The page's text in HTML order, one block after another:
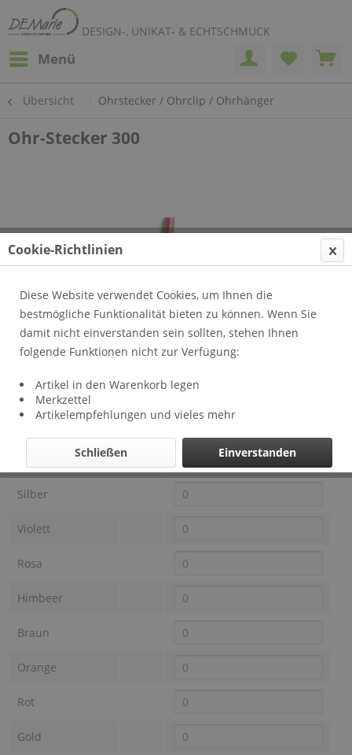
DESIGN-, UNIKAT- & ECHTSCHMUCK
Menü
Übersicht Ohrstecker / Ohrclip / Ohrhänger
Ohr-Stecker 300
Farbe OTRACOSA
Silber
Violett
Rosa
Himbeer
Braun
Orange
Rot
Gold
Cookie-Richtlinien
Diese Website verwendet Cookies, um Ihnen die
bestmögliche Funktionalität bieten zu können. Wenn Sie
damit nicht einverstanden sein sollten, stehen Ihnen
folgende Funktionen nicht zur Verfügung:
Artikel in den Warenkorb legen
Merkzettel
Artikelempfehlungen und vieles mehr
Einverstanden
Schließen